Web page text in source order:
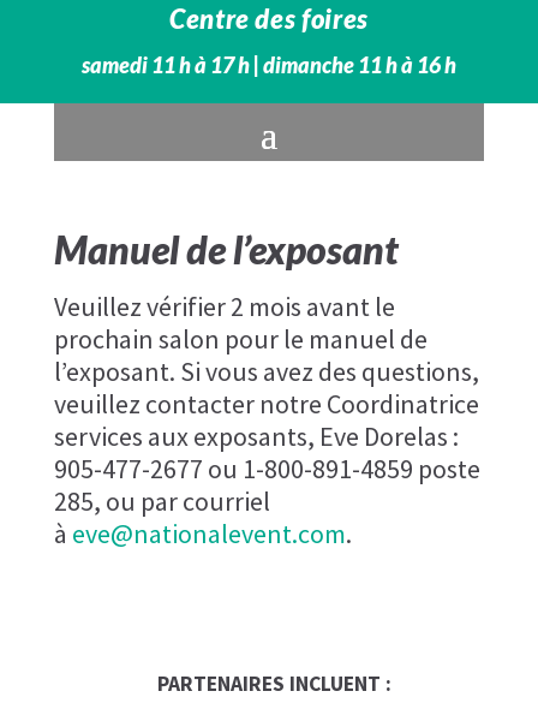
Centre des foires
samedi 11 h à 17 h | dimanche 11 h à 16 h
Manuel de l’exposant
Veuillez vérifier 2 mois avant le
prochain salon pour le manuel de
l’exposant. Si vous avez des questions,
veuillez contacter notre Coordinatrice
services aux exposants, Eve Dorelas :
905-477-2677 ou 1-800-891-4859 poste
285, ou par courriel
à eve@nationalevent.com.
PARTENAIRES INCLUENT :